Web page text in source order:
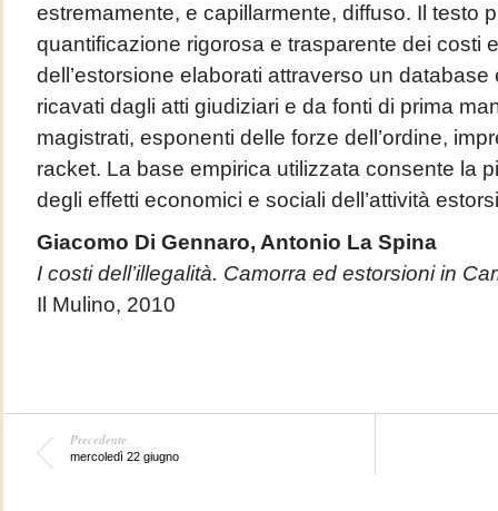
estremamente, e capillarmente, diffuso. Il testo
quantificazione rigorosa e trasparente dei costi
dell’estorsione elaborati attraverso un database
ricavati dagli atti giudiziari e da fonti di prima
magistrati, esponenti delle forze dell’ordine,
racket. La base empirica utilizzata consente la
degli effetti economici e sociali dell’attività
Giacomo Di Gennaro, Antonio La Spina
I costi dell’illegalità. Camorra ed estorsioni in
Il Mulino, 2010
Precedente
mercoledì 22 giugno